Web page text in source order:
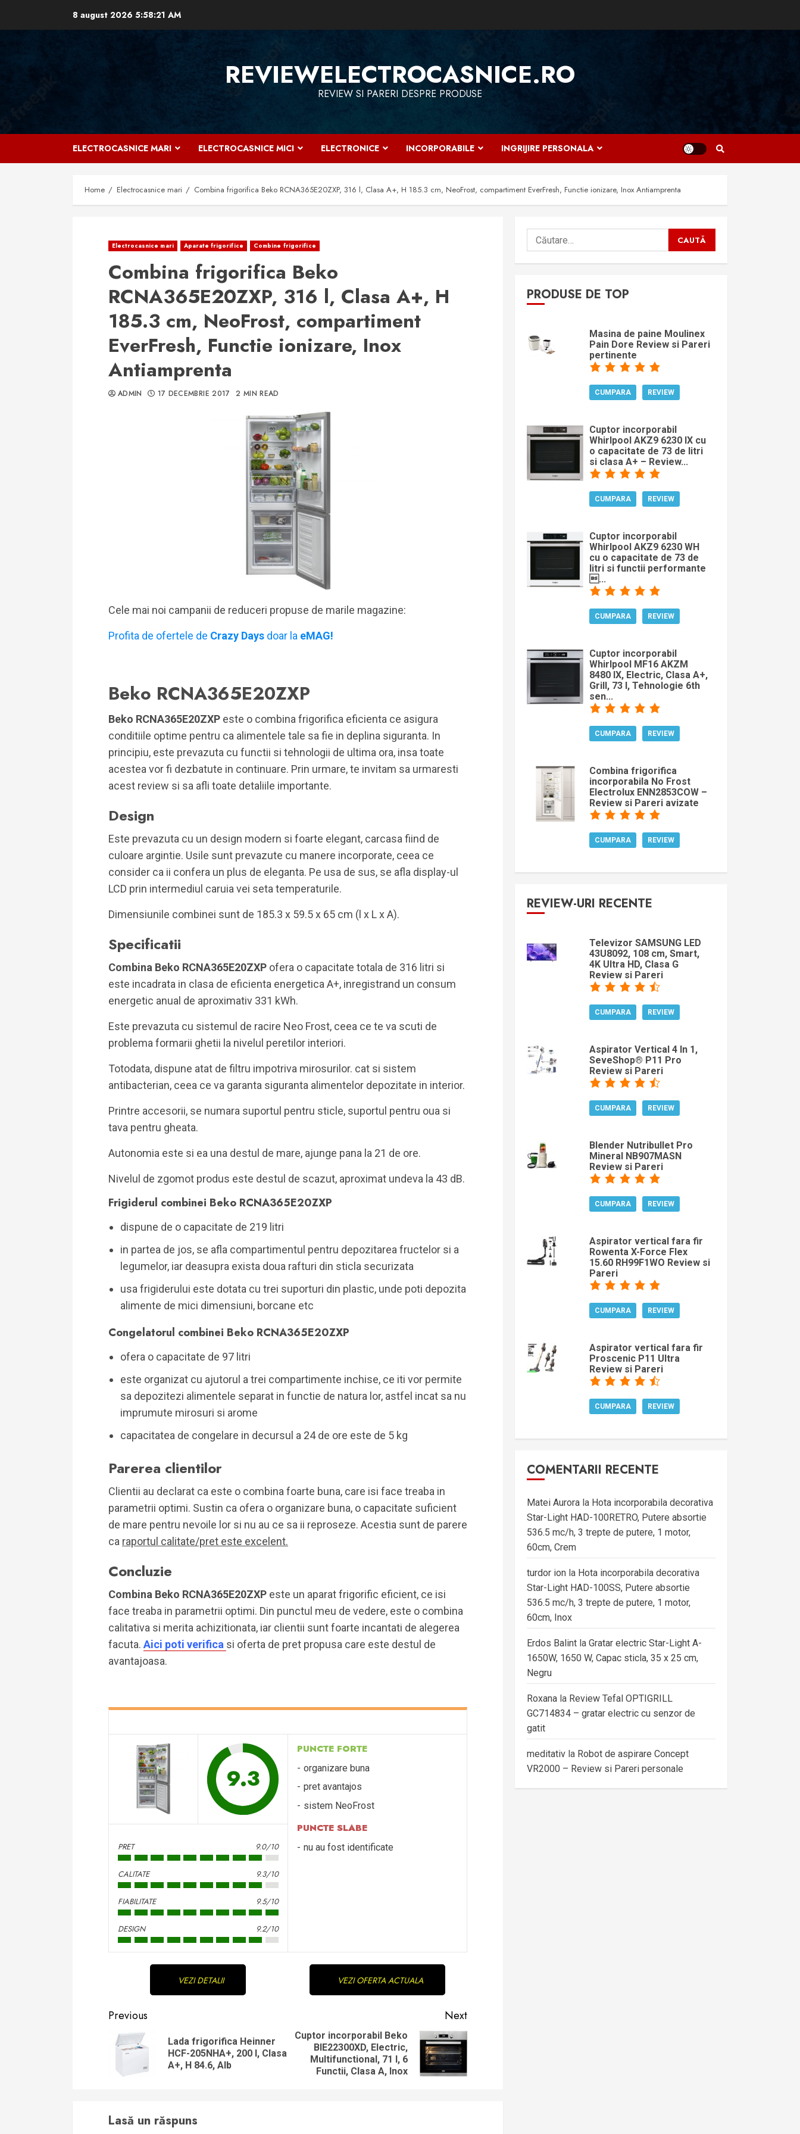
8 august 2026 5:58:22 AM
REVIEWELECTROCASNICE.RO
REVIEW SI PARERI DESPRE PRODUSE
ELECTROCASNICE MARI ELECTROCASNICE MICI ELECTRONICE INCORPORABILE INGRIJIRE PERSONALA
Home Electrocasnice mari Combina frigorifica Beko RCNA365E20ZXP, 316 l, Clasa A+, H 185.3 cm, NeoFrost, compartiment EverFresh, Functie ionizare, Inox Antiamprenta
Electrocasnice mari Aparate frigorifice Combine frigorifice
Combina frigorifica Beko
RCNA365E20ZXP, 316 l, Clasa A+, H
185.3 cm, NeoFrost, compartiment
EverFresh, Functie ionizare, Inox
Antiamprenta
ADMIN 17 DECEMBRIE 2017 2 MIN READ
Cele mai noi campanii de reduceri propuse de marile magazine:
Profita de ofertele de Crazy Days doar la eMAG!
Beko RCNA365E20ZXP
Beko RCNA365E20ZXP este o combina frigorifica eficienta ce asigura
conditiile optime pentru ca alimentele tale sa fie in deplina siguranta. In
principiu, este prevazuta cu functii si tehnologii de ultima ora, insa toate
acestea vor fi dezbatute in continuare. Prin urmare, te invitam sa urmaresti
acest review si sa afli toate detaliile importante.
Design
Este prevazuta cu un design modern si foarte elegant, carcasa fiind de
culoare argintie. Usile sunt prevazute cu manere incorporate, ceea ce
consider ca ii confera un plus de eleganta. Pe usa de sus, se afla display-ul
LCD prin intermediul caruia vei seta temperaturile.
Dimensiunile combinei sunt de 185.3 x 59.5 x 65 cm (l x L x A).
Specificatii
Combina Beko RCNA365E20ZXP ofera o capacitate totala de 316 litri si
este incadrata in clasa de eficienta energetica A+, inregistrand un consum
energetic anual de aproximativ 331 kWh.
Este prevazuta cu sistemul de racire Neo Frost, ceea ce te va scuti de
problema formarii ghetii la nivelul peretilor interiori.
Totodata, dispune atat de filtru impotriva mirosurilor. cat si sistem
antibacterian, ceea ce va garanta siguranta alimentelor depozitate in interior.
Printre accesorii, se numara suportul pentru sticle, suportul pentru oua si
tava pentru gheata.
Autonomia este si ea una destul de mare, ajunge pana la 21 de ore.
Nivelul de zgomot produs este destul de scazut, aproximat undeva la 43 dB.
Frigiderul combinei Beko RCNA365E20ZXP
dispune de o capacitate de 219 litri
in partea de jos, se afla compartimentul pentru depozitarea fructelor si a
legumelor, iar deasupra exista doua rafturi din sticla securizata
usa frigiderului este dotata cu trei suporturi din plastic, unde poti depozita
alimente de mici dimensiuni, borcane etc
Congelatorul combinei Beko RCNA365E20ZXP
ofera o capacitate de 97 litri
este organizat cu ajutorul a trei compartimente inchise, ce iti vor permite
sa depozitezi alimentele separat in functie de natura lor, astfel incat sa nu
imprumute mirosuri si arome
capacitatea de congelare in decursul a 24 de ore este de 5 kg
Parerea clientilor
Clientii au declarat ca este o combina foarte buna, care isi face treaba in
parametrii optimi. Sustin ca ofera o organizare buna, o capacitate suficient
de mare pentru nevoile lor si nu au ce sa ii reproseze. Acestia sunt de parere
ca raportul calitate/pret este excelent.
Concluzie
Combina Beko RCNA365E20ZXP este un aparat frigorific eficient, ce isi
face treaba in parametrii optimi. Din punctul meu de vedere, este o combina
calitativa si merita achizitionata, iar clientii sunt foarte incantati de alegerea
facuta. Aici poti verifica si oferta de pret propusa care este destul de
avantajoasa.
9.3
PRET 9.0/10
CALITATE 9.3/10
FIABILITATE 9.5/10
DESIGN 9.2/10
PUNCTE FORTE
organizare buna
pret avantajos
sistem NeoFrost
PUNCTE SLABE
nu au fost identificate
VEZI DETALII VEZI OFERTA ACTUALA
Continue
Reading
Previous
Previous
post:
Lada frigorifica Heinner
HCF-205NHA+, 200 l, Clasa
A+, H 84.6, Alb
Next
post:
Cuptor incorporabil Beko
BIE22300XD, Electric,
Multifunctional, 71 l, 6
Functii, Clasa A, Inox
Lasă un răspuns
Caută
după:
PRODUSE DE TOP
Masina de paine Moulinex
Pain Dore Review si Pareri
pertinente
CUMPARA REVIEW
Cuptor incorporabil
Whirlpool AKZ9 6230 IX cu
o capacitate de 73 de litri
si clasa A+ – Review...
CUMPARA REVIEW
Cuptor incorporabil
Whirlpool AKZ9 6230 WH
cu o capacitate de 73 de
litri si functii performante
...
CUMPARA REVIEW
Cuptor incorporabil
Whirlpool MF16 AKZM
8480 IX, Electric, Clasa A+,
Grill, 73 l, Tehnologie 6th
sen...
CUMPARA REVIEW
Combina frigorifica
incorporabila No Frost
Electrolux ENN2853COW –
Review si Pareri avizate
CUMPARA REVIEW
REVIEW-URI RECENTE
Televizor SAMSUNG LED
43U8092, 108 cm, Smart,
4K Ultra HD, Clasa G
Review si Pareri
CUMPARA REVIEW
Aspirator Vertical 4 In 1,
SeveShop® P11 Pro
Review si Pareri
CUMPARA REVIEW
Blender Nutribullet Pro
Mineral NB907MASN
Review si Pareri
CUMPARA REVIEW
Aspirator vertical fara fir
Rowenta X-Force Flex
15.60 RH99F1WO Review si
Pareri
CUMPARA REVIEW
Aspirator vertical fara fir
Proscenic P11 Ultra
Review si Pareri
CUMPARA REVIEW
COMENTARII RECENTE
Matei Aurora la Hota incorporabila decorativa
Star-Light HAD-100RETRO, Putere absortie
536.5 mc/h, 3 trepte de putere, 1 motor,
60cm, Crem
turdor ion la Hota incorporabila decorativa
Star-Light HAD-100SS, Putere absortie
536.5 mc/h, 3 trepte de putere, 1 motor,
60cm, Inox
Erdos Balint laGratar electric Star-Light A-
1650W, 1650 W, Capac sticla, 35 x 25 cm,
Negru
Roxana la Review Tefal OPTIGRILL
GC714834 – gratar electric cu senzor de
gatit
meditativ la Robot de aspirare Concept
VR2000 – Review si Pareri personale